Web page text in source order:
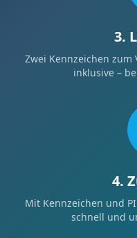
3.
Zwei Kennzeichen zum
inklusive –
4.
Mit Kennzeichen und
schnell und